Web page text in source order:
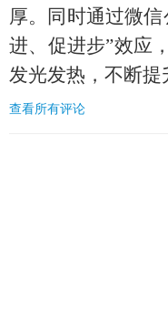
厚。同时通过微
进、促进步”效应
发光发热，不断提
查看所有评论